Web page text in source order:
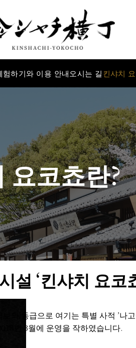
험하기와 이용 안내오시는 길 킨샤치
요코쵸란?
설 ‘킨샤치 요코
와 동급으로 여기는 특별 사적 ’나
년 3월에 운영을 작하였습니다.